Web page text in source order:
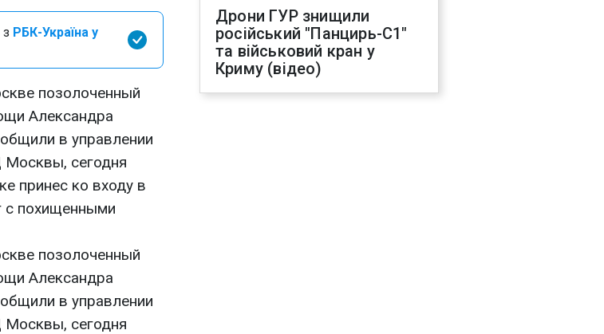
РБК-Україна у
позолоченный
Александра
в управлении
сегодня
принес ко входу в
с похищенными
позолоченный
Александра
в управлении
сегодня
Дрони ГУР знищили
російський "Панцирь-С1"
та військовий кран у
Криму (відео)